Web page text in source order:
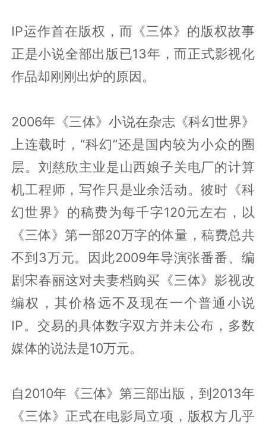
IP运作首在版权，而《三体》的版权故事
正是小说全部出版已13年，而正式影视化
作品却刚刚出炉的原因。
2006年《三体》小说在杂志《科幻世界》
上连载时，“科幻”还是国内较为小众的圈
层。刘慈欣主业是山西娘子关电厂的计算
机工程师，写作只是业余活动。彼时《科
幻世界》的稿费为每千字120元左右，以
《三体》第一部20万字的体量，稿费总共
不到3万元。因此2009年导演张番番、编
剧宋春丽这对夫妻档购买《三体》影视改
编权，其价格远不及现在一个普通小说
IP。交易的具体数字双方并未公布，多数
媒体的说法是10万元。
自2010年《三体》第三部出版，到2013年
《三体》正式在电影局立项，版权方几乎